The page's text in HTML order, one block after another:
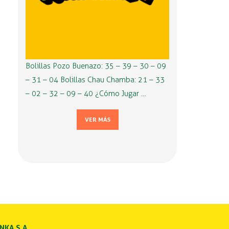
Bolillas Pozo Buenazo: 35 – 39 – 30 – 09
– 31 – 04 Bolillas Chau Chamba: 21 – 33
– 02 – 32 – 09 – 40 ¿Cómo Jugar …
VER MÁS